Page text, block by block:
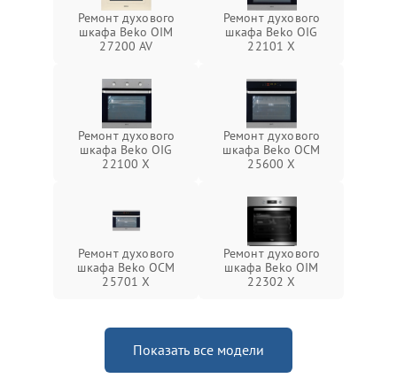
Ремонт духового
шкафа Beko OIM
27200 AV
Ремонт духового
шкафа Beko OIG
22101 X
Ремонт духового
шкафа Beko OIG
22100 X
Ремонт духового
шкафа Beko OCM
25600 X
Ремонт духового
шкафа Beko OCM
25701 X
Ремонт духового
шкафа Beko OIM
22302 X
Показать все модели